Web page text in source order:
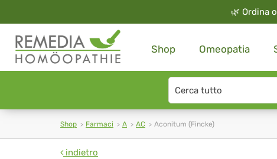
🌿 Ordina
Shop Omeopatia
Search
type
Shop Farmaci A AC Aconitum (Fincke)
indietro